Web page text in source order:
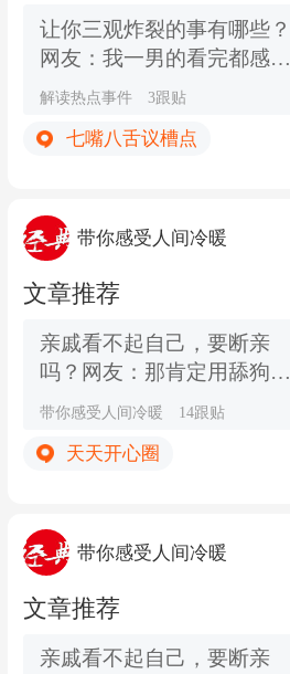
让你三观炸裂的事有哪些？
网友：我一男的看完都感觉
乳腺通了
解读热点事件 3跟贴
七嘴八舌议槽点
带你感受人间冷暖
文章推荐
亲戚看不起自己，要断亲
吗？网友：那肯定用舔狗的
态度啊，越看不起越舔
带你感受人间冷暖 14跟贴
天天开心圈
带你感受人间冷暖
文章推荐
亲戚看不起自己，要断亲